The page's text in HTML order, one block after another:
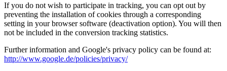
If you do not wish to participate in tracking, you can opt out by
preventing the installation of cookies through a corresponding
setting in your browser software (deactivation option). You will then
not be included in the conversion tracking statistics.
Further information and Google's privacy policy can be found at:
http://www.google.de/policies/privacy/